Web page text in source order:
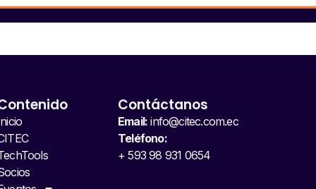
Contáctanos
Email: info@citec.com.ec
Teléfono:
+ 593 98 931 0654